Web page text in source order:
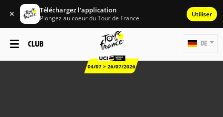
✕ Téléchargez l'application
Plongez au coeur du Tour de France Utiliser
CLUB
04/07 > 26/07/2026
DE